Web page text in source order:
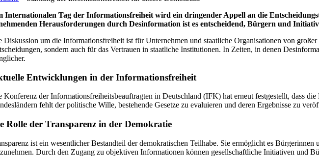
Internationalen Tag der Informationsfreiheit wird ein dringender Appell an die
Herausforderungen durch Desinformation ist es entscheidend, Bürgern und
Diskussion um die Informationsfreiheit ist für Unternehmen und staatliche Organisationen von
sondern auch für das Vertrauen in staatliche Institutionen. In Zeiten, in denen
Entwicklungen in der Informationsfreiheit
Konferenz der Informationsfreiheitsbeauftragten in Deutschland (IFK) hat erneut festgestellt, dass
fehlt der politische Wille, bestehende Gesetze zu evaluieren und deren Ergebnisse zu
Rolle der Transparenz in der Demokratie
ist ein wesentlicher Bestandteil der demokratischen Teilhabe. Sie ermöglicht es
Durch den Zugang zu objektiven Informationen können gesellschaftliche Initiativen und